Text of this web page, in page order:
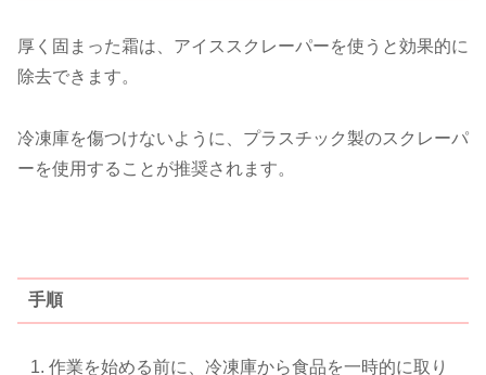
厚く固まった霜は、アイススクレーパーを使うと効果的に
除去できます。
冷凍庫を傷つけないように、プラスチック製のスクレーパ
ーを使用することが推奨されます。
手順
作業を始める前に、冷凍庫から食品を一時的に取り